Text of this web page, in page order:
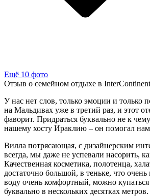
Ещё 10 фото
Отзыв о семейном отдыхе в
У нас нет слов, только эмоции и
на Мальдивах уже в третий раз, и этот
фаворит. Придраться буквально не к
нашему хосту Ираклию – он помогал нам
Вилла потрясающая, с дизайнерским
всегда, мы даже не успевали насорить,
Качественная косметика, полотенца,
достаточно большой, в теньке, что очень
воду очень комфортный, можно
буквально в нескольких десятках метров.